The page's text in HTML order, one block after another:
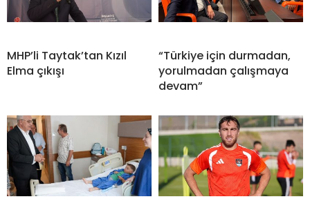
MHP’li Taytak’tan Kızıl
Elma çıkışı
“Türkiye için durmadan,
yorulmadan çalışmaya
devam”